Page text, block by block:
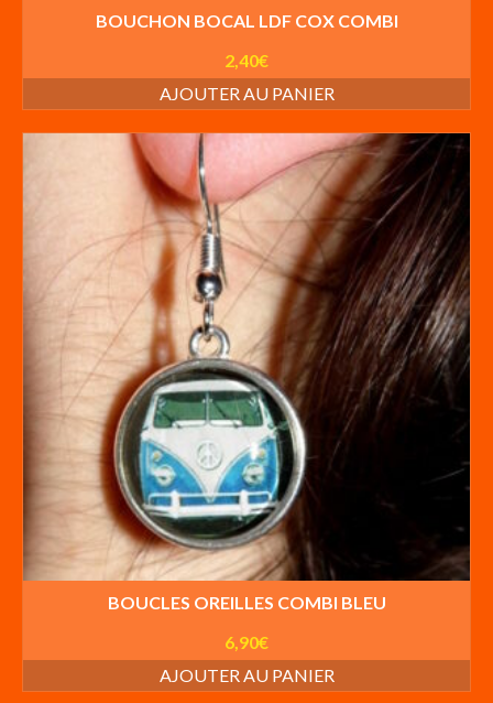
BOUCHON BOCAL LDF COX COMBI
2,40€
AJOUTER AU PANIER
BOUCLES OREILLES COMBI BLEU
6,90€
AJOUTER AU PANIER